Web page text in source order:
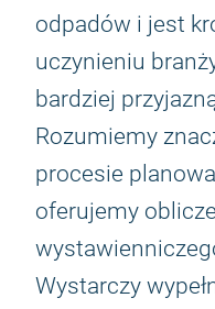
odpadów i jest
uczynieniu
bardziej
Rozumiemy
procesie
oferujemy
Wystarczy